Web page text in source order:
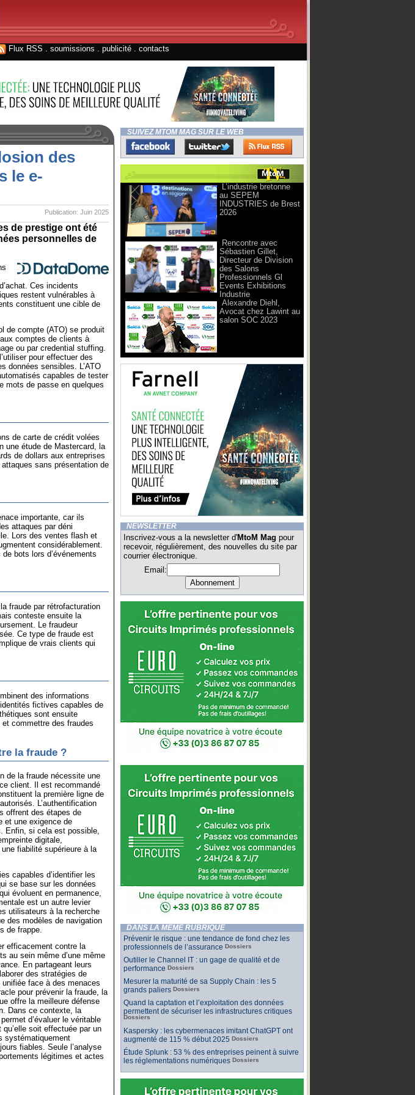
Flux RSS soumissions publicité contacts
des
le e-
Publication: Juin 2025
de prestige ont été
personnelles de
Ces incidents
restent vulnérables à
constituent une cible de
de compte (ATO) se produit
comptes de clients à
ou par credential stuffing.
pour effectuer des
données sensibles. L’ATO
capables de tester
mots de passe en quelques
de carte de crédit volées
une étude de Mastercard, la
de dollars aux entreprises
sans présentation de
importante, car ils
attaques par déni
Lors des ventes flash et
considérablement.
bots lors d’événements
fraude par rétrofacturation
conteste ensuite la
Le fraudeur
Ce type de fraude est
de vrais clients qui
des informations
fictives capables de
sont ensuite
commettre des fraudes
la fraude ?
de la fraude nécessite une
client. Il est recommandé
la première ligne de
L’authentification
offrent des étapes de
et une exigence de
Enfin, si cela est possible,
digitale,
fiabilité supérieure à la
capables d’identifier les
se base sur les données
évoluent en permanence,
est un autre levier
utilisateurs à la recherche
des modèles de navigation
de frappe.
efficacement contre la
au sein même d’une même
En partageant leurs
des stratégies de
face à des menaces
pour prévenir la fraude, la
offre la meilleure défense
Dans ce contexte, la
d’évaluer le véritable
soit effectuée par un
systématiquement
fiables. Seule l’analyse
légitimes et actes
SUIVEZ MTOM MAG SUR LE WEB
L’industrie bretonne
au SEPEM
INDUSTRIES de Brest
2026
Rencontre avec
Sébastien Gillet,
Directeur de Division
des Salons
Professionnels Gl
Events Exhibitions
Industrie
Alexandre Diehl,
Avocat chez Lawint au
salon SOC 2023
NEWSLETTER
Inscrivez-vous a la newsletter d'MtoM Mag pour
recevoir, régulièrement, des nouvelles du site par
courrier électronique.
Email:
DANS LA MÊME RUBRIQUE
Prévenir le risque : une tendance de fond chez les
professionnels de l’assurance Dossiers
Outiller le Channel IT : un gage de qualité et de
performance Dossiers
Mesurer la maturité de sa Supply Chain : les 5
grands paliers Dossiers
Quand la captation et l’exploitation des données
permettent de sécuriser les infrastructures critiques
Dossiers
Kaspersky : les cybermenaces imitant ChatGPT ont
augmenté de 115 % début 2025 Dossiers
Étude Splunk : 53 % des entreprises peinent à suivre
les réglementations numériques Dossiers